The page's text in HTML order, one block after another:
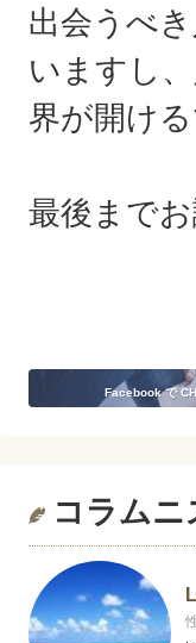
出会うべ
いますし
界が開ける
最後まで
Facebook で
コラムニ